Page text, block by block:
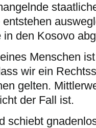
in den Kosovo
Menschen
wir ein
gelten.
der Fall ist.
schiebt